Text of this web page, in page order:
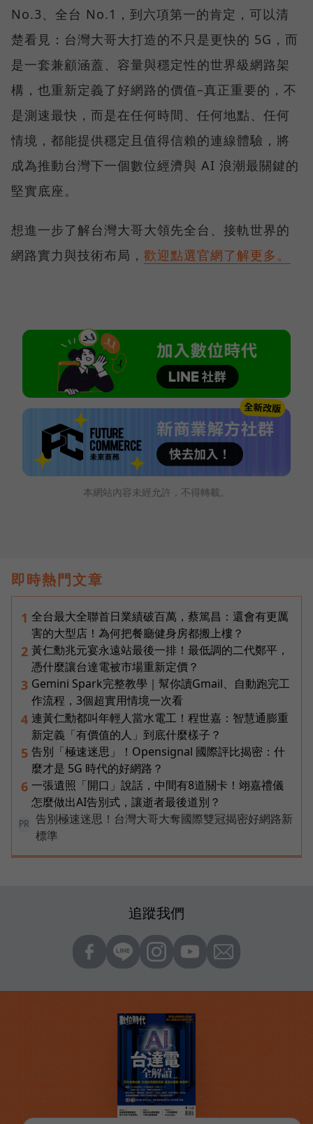
No.3、全台 No.1，到六項第一的肯定，可以清
楚看見：台灣大哥大打造的不只是更快的 5G，而
是一套兼顧涵蓋、容量與穩定性的世界級網路架
構，也重新定義了好網路的價值–真正重要的，不
是測速最快，而是在任何時間、任何地點、任何
情境，都能提供穩定且值得信賴的連線體驗，將
成為推動台灣下一個數位經濟與 AI 浪潮最關鍵的
堅實底座。
想進一步了解台灣大哥大領先全台、接軌世界的
網路實力與技術布局， 歡迎點選官網了解更多。
本網站內容未經允許，不得轉載。
即時熱門文章
1 全台最大全聯首日業績破百萬，蔡篤昌：還會有更厲
害的大型店！為何把餐廳健身房都搬上樓？
2 黃仁勳兆元宴永遠站最後一排！最低調的二代鄭平，
憑什麼讓台達電被市場重新定價？
3 Gemini Spark完整教學｜幫你讀Gmail、自動跑完工
作流程，3個超實用情境一次看
4 連黃仁勳都叫年輕人當水電工！程世嘉：智慧通膨重
新定義「有價值的人」到底什麼樣子？
5 告別「極速迷思」！Opensignal 國際評比揭密：什
麼才是 5G 時代的好網路？
6 一張遺照「開口」說話，中間有8道關卡！翊嘉禮儀
怎麼做出AI告別式，讓逝者最後道別？
PR
告別極速迷思！台灣大哥大奪國際雙冠揭密好網路新
標準
追蹤我們